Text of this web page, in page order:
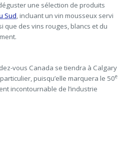
une sélection de produits
Sud, incluant un vin mousseux servi
que des vins rouges, blancs et du
vous Canada se tiendra à Calgary
puisqu’elle marquera le 50e
incontournable de l’industrie